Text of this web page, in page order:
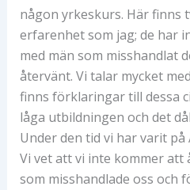
någon yrkeskurs. Här finns
erfarenhet som jag; de har
med män som misshandlat
återvänt. Vi talar mycket
finns förklaringar till dessa
låga utbildningen och det
Under den tid vi har varit
Vi vet att vi inte kommer att
som misshandlade oss och